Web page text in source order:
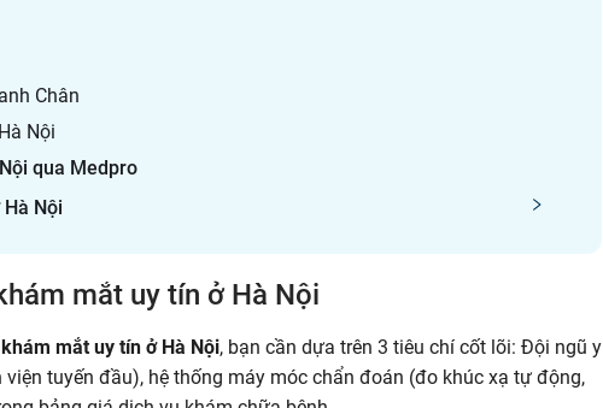
Chân
Nội
qua Medpro
Nội
mắt uy tín ở Hà Nội
mắt uy tín ở Hà Nội, bạn cần dựa trên 3 tiêu chí cốt lõi: Đội ngũ y
tuyến đầu), hệ thống máy móc chẩn đoán (đo khúc xạ tự động,